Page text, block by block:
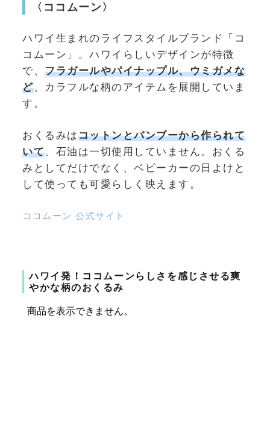
〈ココムーン〉
ハワイ生まれのライフスタイルブランド「コ
コムーン」。ハワイらしいデザインが特徴
で、 フラガールやパイナップル、ウミガメな
ど、カラフルな柄のアイテムを展開していま
す。
おくるみはコットンとバンブーから作られて
いて、石油は一切使用していません。おくる
みとしてだけでなく、ベビーカーの日よけと
して使っても可愛らしく映えます。
ココムーン 公式サイト
ハワイ発！ココムーンらしさ を感じさせる爽
やかな柄のおくるみ